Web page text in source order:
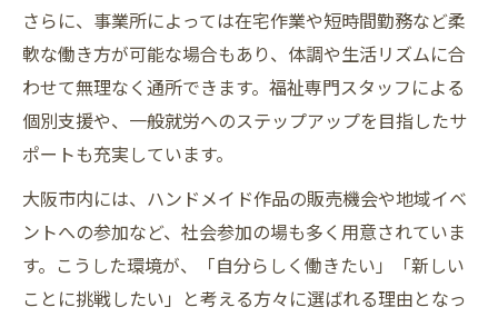
ツ
ハンドメイド作業なら就労継続支援B型がおす
すめな理由
就労継続支援B型で始めるハンドメイド作業
の魅力
自分の強みを伸ばせる就労継続支援B型の環
境
未経験でも安心して学べるハンドメイド支
援
さらに、事業所によっては在宅作業や短時間勤務など柔
軟な働き方が可能な場合もあり、体調や生活リズムに合
わせて無理なく通所できます。福祉専門スタッフによる
個別支援や、一般就労へのステップアップを目指したサ
ポートも充実しています。
大阪市内には、ハンドメイド作品の販売機会や地域イベ
ントへの参加など、社会参加の場も多く用意されていま
す。こうした環境が、「自分らしく働きたい」「新しい
ことに挑戦したい」と考える方々に選ばれる理由となっ